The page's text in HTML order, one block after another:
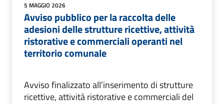
5 MAGGIO 2026
Avviso pubblico per la raccolta delle
adesioni delle strutture ricettive, attività
ristorative e commerciali operanti nel
territorio comunale
Avviso finalizzato all’inserimento di strutture
ricettive, attività ristorative e commerciali del